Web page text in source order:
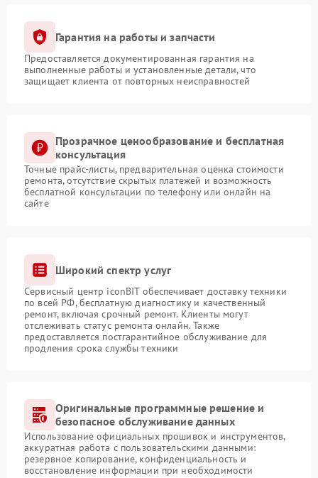
Гарантия на работы и запчасти
Предоставляется документированная гарантия на
выполненные работы и установленные детали, что
защищает клиента от повторных неисправностей
Прозрачное ценообразование и бесплатная
консультация
Точные прайс-листы, предварительная оценка стоимости
ремонта, отсутствие скрытых платежей и возможность
бесплатной консультации по телефону или онлайн на
сайте
Широкий спектр услуг
Сервисный центр iconBIT обеспечивает доставку техники
по всей РФ, бесплатную диагностику и качественный
ремонт, включая срочный ремонт. Клиенты могут
отслеживать статус ремонта онлайн. Также
предоставляется постгарантийное обслуживание для
продления срока службы техники
Оригинальные программные решение и
безопасное обслуживание данных
Использование официальных прошивок и инструментов,
аккуратная работа с пользовательскими данными:
резервное копирование, конфиденциальность и
восстановление информации при необходимости